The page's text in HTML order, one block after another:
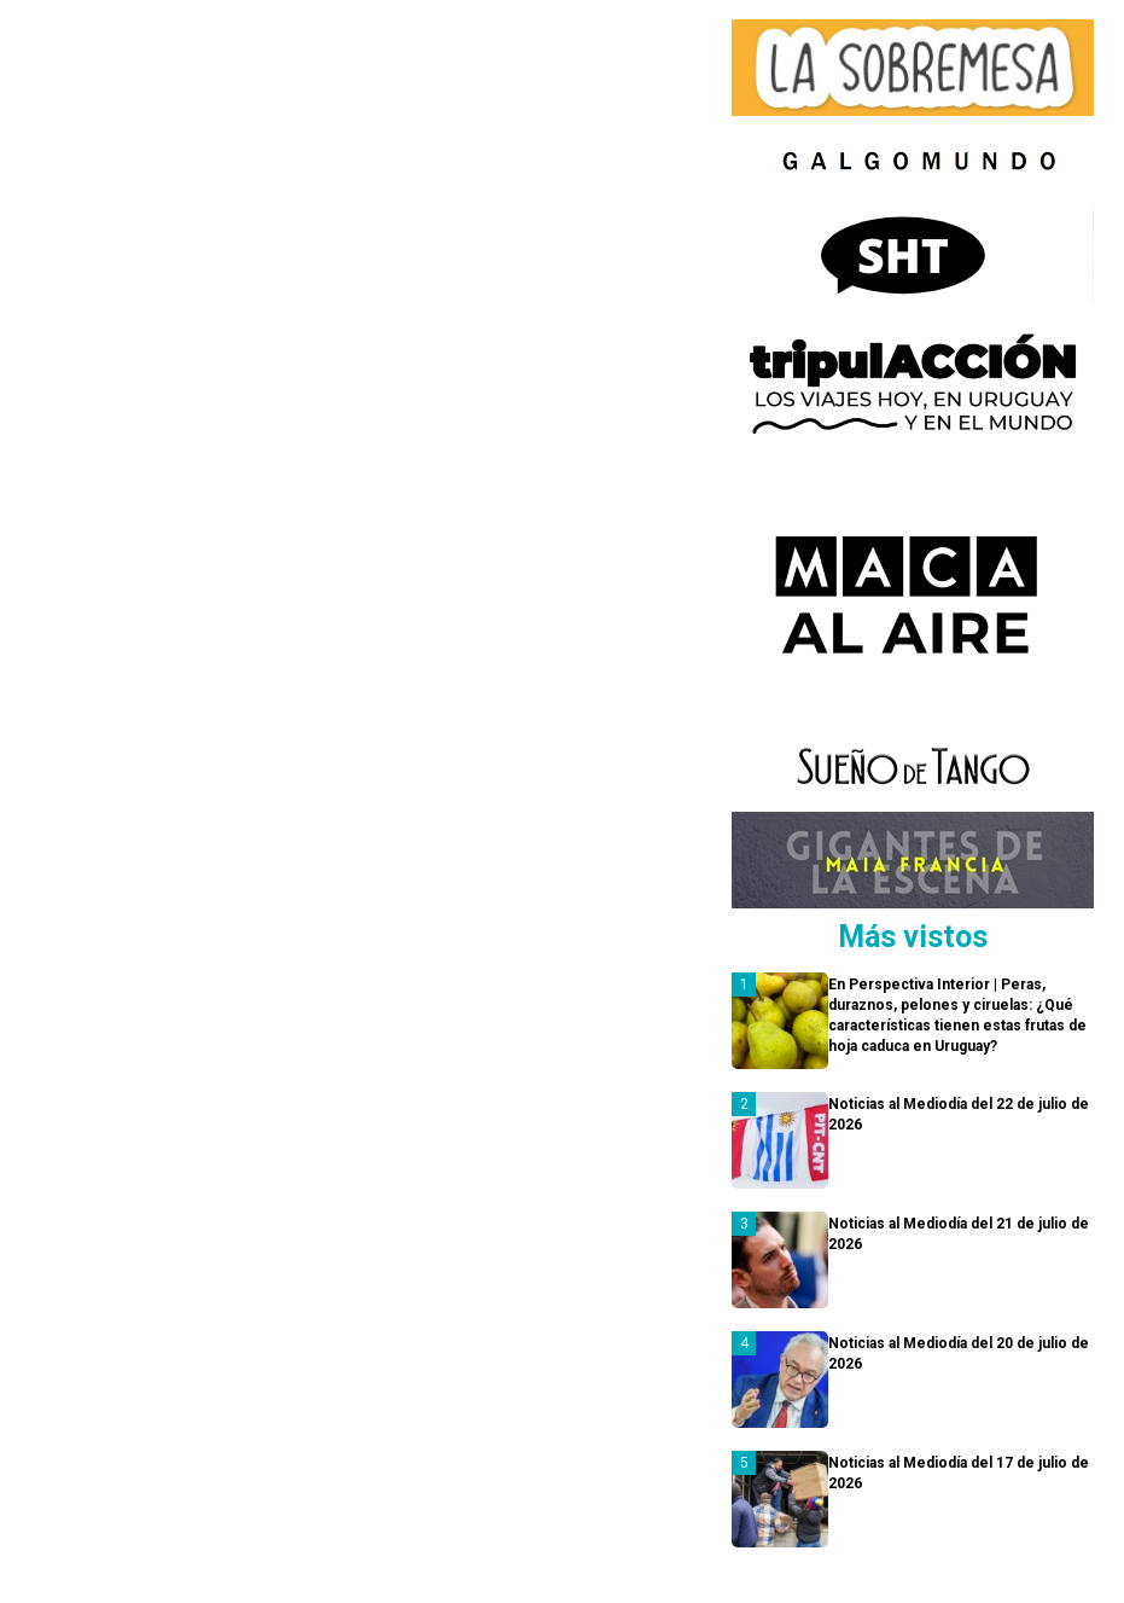
Más vistos
En Perspectiva Interior | Peras,
duraznos, pelones y ciruelas: ¿Qué
características tienen estas frutas de
hoja caduca en Uruguay?
Noticias al Mediodía del 22 de julio de
2026
Noticias al Mediodía del 21 de julio de
2026
Noticias al Mediodía del 20 de julio de
2026
Noticias al Mediodía del 17 de julio de
2026